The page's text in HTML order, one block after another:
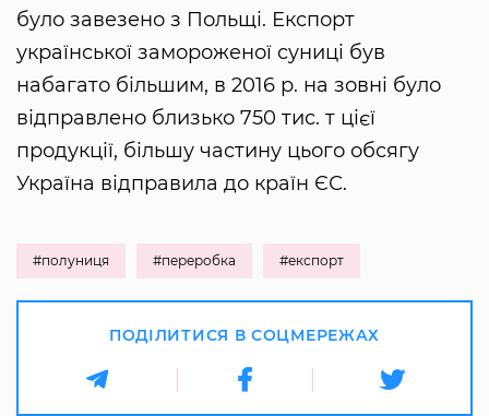
було завезено з Польщі. Експорт
української замороженої суниці був
набагато більшим, в 2016 р. на зовні було
відправлено близько 750 тис. т цієї
продукції, більшу частину цього обсягу
Україна відправила до країн ЄС.
#полуниця #переробка #експорт
ПОДІЛИТИСЯ В СОЦМЕРЕЖАХ